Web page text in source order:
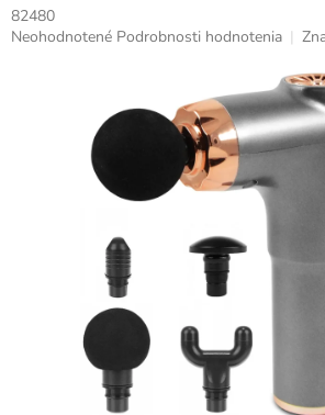
82480
Priemerné
Neohodnotené Podrobnosti hodnotenia